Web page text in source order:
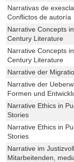
Narrativas de
Conflictos de autoría
Narrative Concepts
Century Literature
Narrative Concepts
Century Literature
Narrative der
Narrative der
Formen und
Narrative Ethics in
Stories
Narrative Ethics in
Stories
Narrative im
Mitarbeitenden,